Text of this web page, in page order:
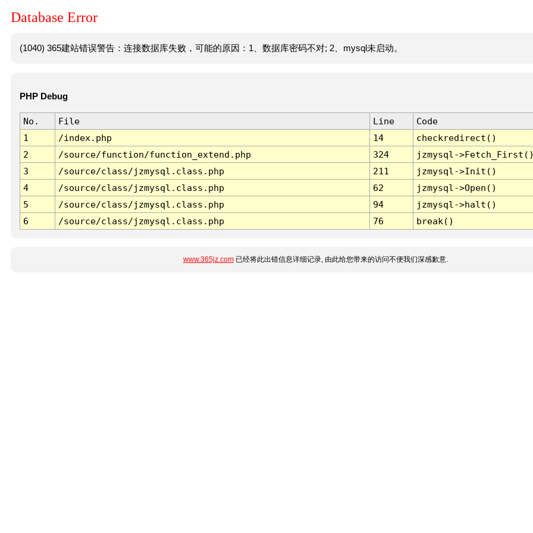
Database Error
(1040) 365建站错误警告：连接数据库失败，可能的原因：1、数据库密码不对; 2、mysql未启动。
PHP Debug
No. File Line
Code
1
/index.php 14
checkredirect()
2
/source/function/function_extend.php 324
jzmysql-
3
/source/class/jzmysql.class.php 211
jzmysql->Init()
4
/source/class/jzmysql.class.php 62
jzmysql->Open()
5
/source/class/jzmysql.class.php 94
jzmysql->halt()
6
/source/class/jzmysql.class.php 76 break()
www.365jz.com已经将此出错信息详细记录, 由此给您带来的访问不便我们深感歉意.